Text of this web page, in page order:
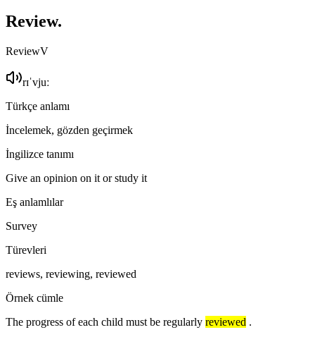
Review.
ReviewV
rɪˈvjuː
Türkçe anlamı
İncelemek, gözden geçirmek
İngilizce tanımı
Give an opinion on it or study it
Eş anlamlılar
Survey
Türevleri
reviews, reviewing, reviewed
Örnek cümle
The progress of each child must be regularly reviewed .